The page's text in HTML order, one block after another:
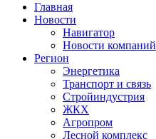
Главная
Новости
Навигатор
Новости компаний
Регион
Энергетика
Транспорт и связь
Стройиндустрия
ЖКХ
Агропром
Лесной комплекс